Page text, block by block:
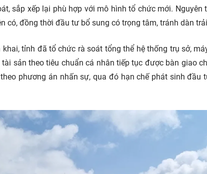
sắp xếp lại phù hợp với mô hình tổ chức mới.
có, đồng thời đầu tư bổ sung có trọng tâm, tránh dàn
tỉnh đã tổ chức rà soát tổng thể hệ thống trụ sở,
sản theo tiêu chuẩn cá nhân tiếp tục được bàn giao
phương án nhấn sự, qua đó hạn chế phát sinh